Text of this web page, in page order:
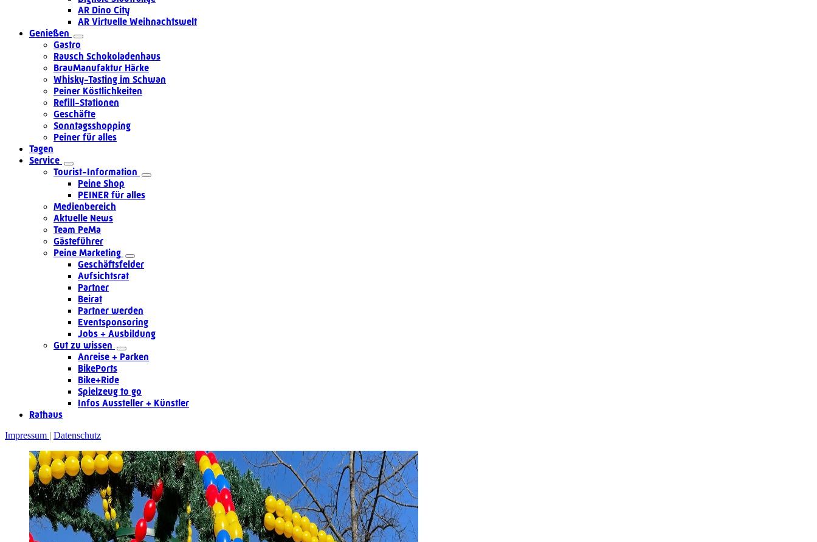
AR Dino City
AR Virtuelle Weihnachtswelt
Genießen
Gastro
Rausch Schokoladenhaus
BrauManufaktur Härke
Whisky-Tasting im Schwan
Peiner Köstlichkeiten
Refill-Stationen
Geschäfte
Sonntagsshopping
Peiner für alles
Tagen
Service
Tourist-Information
Peine Shop
PEINER für alles
Medienbereich
Aktuelle News
Team PeMa
Gästeführer
Peine Marketing
Geschäftsfelder
Aufsichtsrat
Partner
Beirat
Partner werden
Eventsponsoring
Jobs + Ausbildung
Gut zu wissen
Anreise + Parken
BikePorts
Bike+Ride
Spielzeug to go
Infos Aussteller + Künstler
Rathaus
Impressum Datenschutz